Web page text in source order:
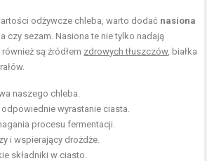
odżywcze chleba, warto dodać nasiona
czy sezam. Nasiona te nie tylko nadają
są źródłem zdrowych tłuszczów, białka
naszego chleba.
wyrastanie ciasta.
procesu fermentacji.
i wspierający drożdże.
składniki w ciasto.